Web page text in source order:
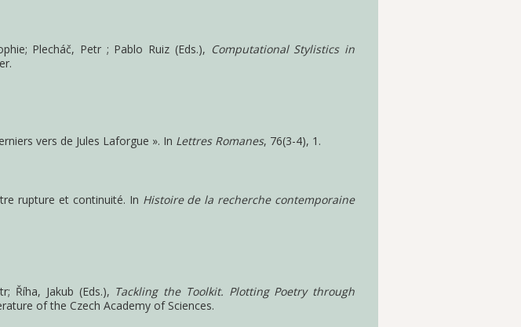
Plecháč, Petr ; Pablo Ruiz (Eds.), Computational Stylistics in
vers de Jules Laforgue ». In Lettres Romanes, 76(3-4), 1.
rupture et continuité. In Histoire de la recherche contemporaine
Říha, Jakub (Eds.), Tackling the Toolkit. Plotting Poetry through
of the Czech Academy of Sciences.